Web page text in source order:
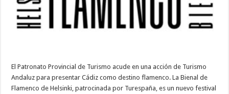
El Patronato Provincial de Turismo acude en una acción de Turismo
Andaluz para presentar Cádiz como destino flamenco. La Bienal de
Flamenco de Helsinki, patrocinada por Turespaña, es un nuevo festival